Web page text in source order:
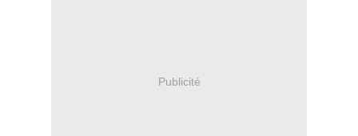
Publicité